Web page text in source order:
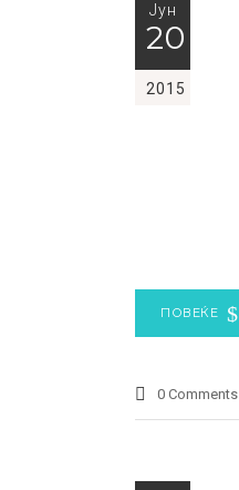
Јун
20
2015
ПОВЕЌЕ
0 Comments